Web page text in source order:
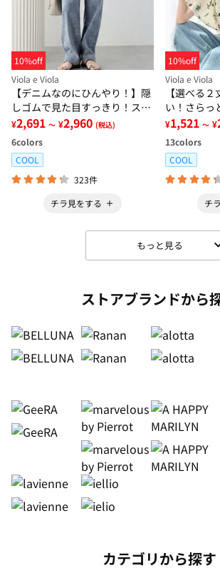
10%off
Viola e Viola
【デニムなのにひんやり！】隠
しゴムで見た目すっきり！スト
レッチ楽ちんデニム
¥2,691 ～ ¥2,960 (税込)
6colors
COOL
323件
チラ見をする
10%off
Viola e Viola
【選べる
い！さらっ
ブブラウス
¥1,521 ～ ¥
13colors
COOL
チ
もっと見る
ストアブランドから
カテゴリから探す